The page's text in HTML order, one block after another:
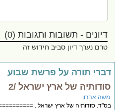
דיונים - תשובות ותגובות (0)
טרם נערך דיון סביב חידוש זה
תורה על פרשת שבוע
של ארץ ישראל /2
אהרון
סודותיה של ארץ ישראל .